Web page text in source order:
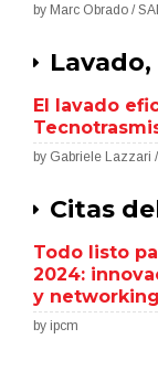
by Marc Obrado /
El lavado
by Gabriele Lazzari
Citas
Todo listo
2024:
y
by ipcm